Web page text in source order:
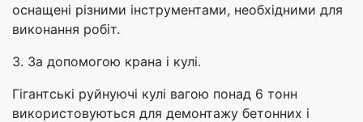
оснащені різними інструментами, необхідними для
виконання робіт.
3. За допомогою крана і кулі.
Гігантські руйнуючі кулі вагою понад 6 тонн
використовуються для демонтажу бетонних і